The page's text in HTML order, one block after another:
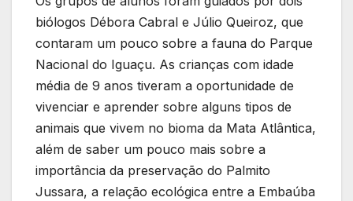
biólogos Débora Cabral e Júlio Queiroz, que
contaram um pouco sobre a fauna do Parque
Nacional do Iguaçu. As crianças com idade
média de 9 anos tiveram a oportunidade de
vivenciar e aprender sobre alguns tipos de
animais que vivem no bioma da Mata Atlântica,
além de saber um pouco mais sobre a
importância da preservação do Palmito
Jussara, a relação ecológica entre a Embaúba